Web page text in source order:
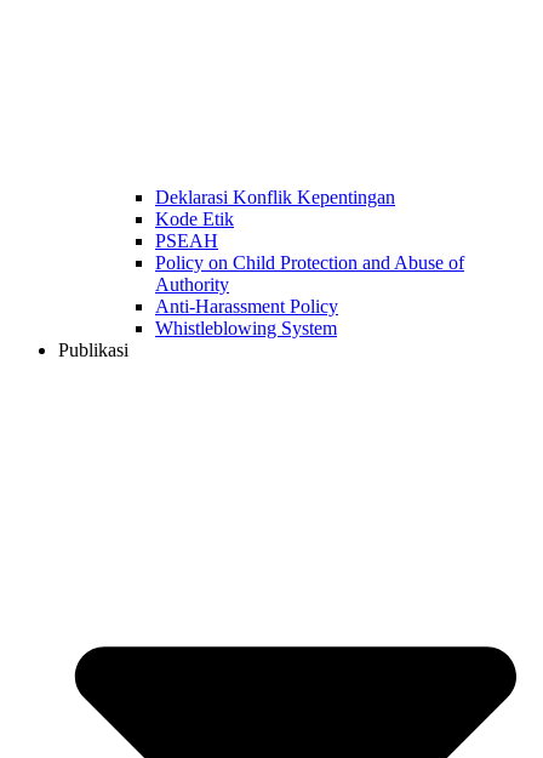
Deklarasi Konflik Kepentingan
Kode Etik
PSEAH
Policy on Child Protection and Abuse of
Authority
Anti-Harassment Policy
Whistleblowing System
Publikasi